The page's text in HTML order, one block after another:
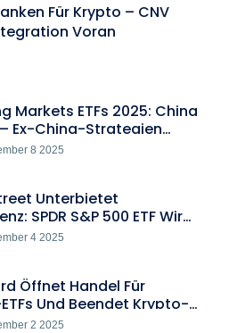
Für Krypto – CNV
Voran
Markets ETFs 2025: China
Ex-China-Strategien
8 2025
Unterbietet
SPDR S&P 500 ETF Wird
Günstigster Indextracker
4 2025
Öffnet Handel Für
Und Beendet Krypto-
2 2025